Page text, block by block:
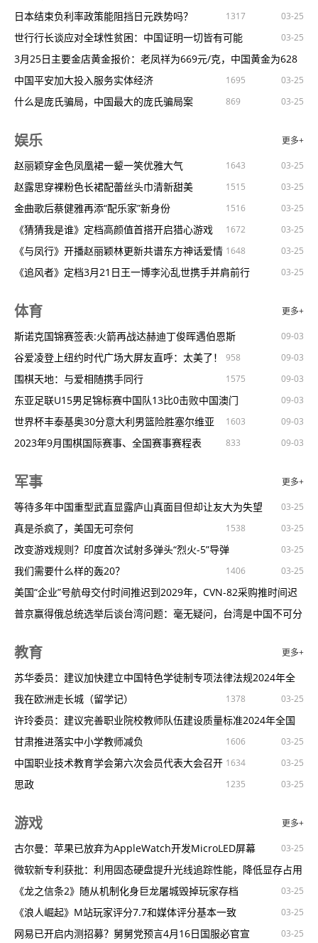
辽宁下达170亿元资金助农种粮 03-25
1068
部署近期火灾防控工作 03-25
995
我国部署加强森林草原火灾防控 03-25
1026
聚焦建设“五个中心”重要使命奋力开创上海司法行政工作高质量发
03-25
1115
公安部：全国打击拐卖妇女儿童犯罪专项行动部署会召开
03-25
惠民生促发展人社部门多项措施稳就业促发展 03-25
最高人民检察院依法对商黎光决定逮捕 03-25
1239
为辽宁新时代“六地”建设提供坚实法治保障和优质法律服务
03-25
1138
守护一江碧水向东流（法治头条） 03-25
982
完善农事服务守好巴渝粮仓 03-25
1781
我国将开展森林草原火灾防控专项行动 03-25
1009
京杭大运河连续三年实现全线水流贯通 03-25
1713
春天里的中国，繁花似锦 03-25
广东举行地震救援跨区域实战演练 03-25
1968
是公交司机，也是义务“快递员”（点赞新时代） 03-25
1328
公安部部署打击长江流域污染环境犯罪区域会战 03-25
1134
看！这温暖的慢火车 03-25
1151
北京海外学人中心雄安中心启动运行 03-25
1660
西藏自治区人大常委会原党组成员、副主任纪国刚受贿、国有公司
03-25
新西兰经济陷入技术性衰退 03-25
1452
优步同意向澳大利亚出租车司机支付近2.72亿澳元达成和解
03-25
912
外媒：“祖母屋”流行，凸显澳大利亚住房危机 03-25
988
澳联储宣布将现金利率维持在4.35%不变 03-25
1622
记者观察：韩国医疗界辞职罢工潮背后的利益博弈
03-25
03-25
韩国政府将于19日公示1308名离岗实习和住院医生的返岗命令
03-25
1233
引发网民吐槽！韩国地铁被发现204个英文指示牌出现94个错误
03-25
1474
韩国首尔大学医学院教授将于3月25日统一提交辞呈
03-25
韩国市民团体集会抗议所谓“民主峰会”在韩召开 03-25
1010
太平洋岛国需要的是“守护天使”而非“霸道警察” 03-25
1324
王毅会见澳大利亚反对党领袖达顿 03-25
1393
澳大利亚昆士兰州音乐节将首次启动药检 03-25
1012
澳大利亚总理阿尔巴尼斯会见王毅 03-25
江淮汽车携新款皮卡登陆澳大利亚市场 03-25
1312
新西兰将禁售一次性电子烟 03-25
1162
王毅会见澳大利亚新南威尔士州州长柯民思 03-25
1268
澳大利亚2月份失业率降至3.7% 03-25
1350
澳联储称澳银行利润状况良好大部分借款人能按时还贷
03-25
“川流不息——中澳女艺术家对话展”在悉尼中国文化中心开幕
韩国中小学生课外补习开支创新高 03-25
F1澳大利亚站：塞恩斯打破维斯塔潘垄断夺冠 03-25
1524
韩国年轻人买房，先上房地产“补习班” 03-25
992
澳研究：生活成本危机持续数百万澳大利亚人正在寻找第二份工作
03-25
763
韩国教育部：韩国已有7594名医学生提交有效休学申请
03-25
730
韩国医生“辞职潮”以来韩政府首次发出行政处罚 03-25
1445
韩国政府强硬推行医科大学扩招政策今日公布名额分配结果
日本结束负利率政策能阻挡日元跌势吗？ 03-25
1317
世行行长谈应对全球性贫困：中国证明一切皆有可能
03-25
968
3月25日主要金店黄金报价：老凤祥为669元/克，中国黄金为628
元/克
03-25
656
中国平安加大投入服务实体经济 03-25
1695
什么是庞氏骗局，中国最大的庞氏骗局案 03-25
869
选购增额终身寿险产品，这些要注意（理财参谋）
03-25
乱世爱黄金！金价暴涨十分诡异，中国世纪大布局悄然浮现
03-25
1119
消金管理办法出台；央行称法定存款准备金率仍有下降的空间；蚂
蚁集团
03-25
1076
人民币中间价上调8点报7.0996！美联储最看重的通胀数据出炉，
鲍威尔
03-25
1449
你相信吗？现在很多人连500块也拿不出来，原因很现实
03-25
延边农商银行开展“3·15金融消费者权益日”宣传活动
03-25
胡锡进炒股为什么赚不到钱？因为他不炒概念不炒差
03-25
传
03-25
844
数据变“资产”江阴探“新路” 03-25
裕福支付3800万股权被冻结 03-25
1464
净利下跌超两成，中国平安2023业绩喜忧：保费收入破8000亿；
寿险重拾升
03-25
871
“高速铜连接”点燃有色金属热度 03-25
702
金融监管总局拟优化银团贷款业务监管 03-25
710
提供虚假统计报表安徽宣州湖商村镇银行被罚46万元
03-25
上调幅度最高达200亿元！理财公司密集上调产品募集规模上限，
03-25
整顿
03-25
1253
招商银行滨州分行用心服务得夸赞为企解忧获锦旗
03-25
814
普通人怎么能拥有千万资产？ 03-25
1541
着力写好金融行业五篇大文章百信银行发展韧性持续显现
03-25
黄金市场分析：数据强劲助美元维强黄金持续调整回落中
03-25
被谎言掩盖的真相：富人最大的资产，其实是这1类人
03-25
1392
金价在创出历史新高后大幅掉头！两张图看黄金技术前景投资者如
何获
金价在创出历史新高后大幅掉头！两张图看黄金技术前景投资者如
03-25
明明买的礼品卡，怎么变成套路贷？ 03-25
黄金价格屡创新高黄金投资是否已“高不可攀”？ 03-25
996
打造智慧零售“超级入口”！看这家头部城商行怎么做
03-25
911
延边农商银行图们支行开展“谨防电信诈骗提高安全意识”主题宣传
03-25
958
南方基金｜黄金巨震！金价回调是上车的时机吗?
03-25
博兴农商银行：金融辅导助力实体经济发展 03-25
1475
延边农商银行开展账户业务管理专题培训活动 03-25
992
娱乐 更多+
赵丽颖穿金色凤凰裙一颦一笑优雅大气 03-25
1643
赵露思穿裸粉色长裙配蕾丝头巾清新甜美 03-25
1515
金曲歌后蔡健雅再添“配乐家”新身份 03-25
1516
《猜猜我是谁》定档高颜值首搭开启猎心游戏 03-25
1672
《与凤行》开播赵丽颖林更新共谱东方神话爱情 03-25
1648
《追风者》定档3月21日王一博李沁乱世携手并肩前行
03-25
《江河之上》高伟光倾情演绎法官严面而有温度 03-25
秀外慧中的电影《孔秀》 03-25
802
纪录电影《跨越时空的四库全书》剧本研讨会举行
03-25
《坠落的审判》制式海报双发大银幕感受戛纳佳片
03-25
电影《白日之下》点映预售中曝角色特辑 03-25
702
《坠落的审判》发终极预告探婚姻真相品复杂人心
03-25
电影《大“反”派》全员喜剧人暴打反派实力撩笑 03-25
680
MMA世界冠军推荐《哥斯拉大战金刚2：帝国崛起》
03-25
1304
陈法拉官宣二胎产子晒一家人牵手照好幸福 03-25
791
韩素希公司将起诉造谣者因与柳俊烈恋情引争议 03-25
825
李惠利亲友对事件发声表示成为众矢之的十分辛苦
03-25
范小青小说改编电影《我的爱流水如歌》感动世界
03-25
1263
包贝尔主演《大“反”派》反派逆袭倒霉开局！ 03-25
1417
《白日之下》点映开启曝向阳而生角色海报 03-25
683
《间谍过家家代号：白》新预告阿尼亚遇大危机 03-25
电影《屋顶足球》定档4月20日！足球少女满怀真诚炽热勇搏命运
出口
03-25
920
戛纳奥斯卡佳作《坠落的审判》官宣点映预售 03-25
1063
3月22日青春爱情电影《高中的我们》不见不散 03-25
978
《白日之下》曝漠视真相版海报揭人性阴暗 03-25
1108
《沙丘2》主创独家分享揭秘“骑沙虫”名场面幕后 03-25
1071
《哥斯拉大战金刚2：帝国崛起》大战在即怒火出击
03-25
时
03-25
1313
《坠落的审判》北大首映礼茹斯汀对谈戴锦华董强
03-25
电影《堡垒》首映礼满获好评郭晓东陈都灵景岗山现场破局解密
03-25
1026
《追风者》开播获赞时代青年踏浪扬帆书写传奇 03-25
1468
《灿烂的她》“爱不消散”片段祖孙离别“无声的心碎”感动观众
03-25
842
传黄旭熙个人活动计划宣布告吹更新海报破谣言 03-25
985
《哥斯拉大战金刚2》怪兽顶流硬核组团诚邀观战
03-25
体育 更多+
斯诺克国锦赛签表:火箭再战达赫迪丁俊晖遇伯恩斯
09-03
谷爱凌登上纽约时代广场大屏友直呼：太美了！ 09-03
958
围棋天地：与爱相随携手同行 09-03
1575
东亚足联U15男足锦标赛中国队13比0击败中国澳门
09-03
世界杯丰泰基奥30分意大利男篮险胜塞尔维亚 09-03
1603
2023年9月围棋国际赛事、全国赛事赛程表 09-03
833
中国信托女子赛库苏玛加洞夺冠石昱莉曾莉棋T3 09-03
三星杯选拔赛廖元赫终结谢科连胜四人同为五胜 09-03
1606
第六届汉酱杯总决赛洛阳打响聂卫平宣布开赛 09-03
1308
世界杯爱德华兹17分美国男篮力克黑山4连胜 09-03
1814
女排亚锦赛中国30胜哈萨克斯坦小组第一晋级8强
09-03
1662
世界杯末节赢16分！拉脱维亚逆转战胜西班牙 09-03
1507
小明围棋机器人深入了解用户所需提供多元化体验
09-03
WTT阿拉木图站女单8强国乒占据五席混双无缘冲冠
09-03
1109
中国男篮直通巴黎仍有一线希望净胜分劣势大 09-03
921
下届还有李凯尔吗苏群:我的理解他是一次一签 09-03
902
解说:李凯尔不适合中国队但敬佩他的职业精神 09-03
845
[新浪彩票]足彩第23110期投注策略：切尔西可信
09-03
官方：巴塞罗那宣布坎塞洛菲利克斯租借加盟 09-03
1409
竞彩大势：曼城主场跨赛季11连胜皇马伤病多 09-03
1236
23109期足彩冷门排序：多特平局全国猜中比6.89%
09-03
精选足篮专家：驰哥连续2期中足彩共揽44万 09-03
1499
比江岛慎引领日本逆转FIBA用三井寿台词致敬 09-03
1334
哈达迪致敬易建联：喜欢你的比赛享受与你对抗 09-03
811
苏群建议重新启用王哲林：他打亚洲球队是一绝 09-03
679
李凯尔:代表中国对我意味着很多感谢中国球迷 09-03
1005
军事 更多+
等待多年中国重型武直显露庐山真面目但却让友大为失望
03-25
真是杀疯了，美国无可奈何 03-25
1538
改变游戏规则？印度首次试射多弹头“烈火-5”导弹
03-25
我们需要什么样的轰20？ 03-25
1406
美国“企业”号航母交付时间推迟到2029年，CVN-82采购推时间迟
到20
普京赢得俄总统选举后谈台湾问题：毫无疑问，台湾是中国不可分
03-25
时生存
03-25
1367
被激怒！美国代表团前脚刚走，尼日尔就宣布废除与美军事协议
03-25
932
歼-11BG再次现身西部战区王牌部队！ 03-25
1312
美国以军事化谋求太空霸权 03-25
1271
英国防大臣专机在加里宁格勒周边遭“电子战袭击”背后的信息可不
03-25
1006
我们的这两个邻国，突然翻脸打起来了 03-25
928
福建舰最新高清照曝光！“舰载机全家福”新增意料之外的新成员
03-25
1036
美国陆军“超级大炮”，又黄了…… 03-25
1367
美国海军哀嚎：推迟、推迟、推迟…… 03-25
“美国防预算总额仅增1%，威慑中国预算大增8%”
03-25
847
美国6亿美元对台军援，瞧不起谁呢？ 03-25
1355
在俄乌战火中，普京走进又一场总统大选 03-25
1360
马克龙被曝将呼吁俄在巴黎奥运会期间停火，并称“如果普京来电
话，我
路透社的最新爆料证明，别急着为“星舰”欢呼…… 03-25
1358
教育 更多+
苏华委员：建议加快建立中国特色学徒制专项法律法规2024年全
国两会
03-25
1467
我在欧洲走长城（留学记） 03-25
1378
许玲委员：建议完善职业院校教师队伍建设质量标准2024年全国
两会
03-25
900
甘肃推进落实中小学教师减负 03-25
1606
中国职业技术教育学会第六次会员代表大会召开 03-25
1634
思政 03-25
1235
“三用之道”助四川高校讲好思政课 03-25
北京：用好京华大地生动实践，打造教学“数字地图”
03-25
822
为大学生构建阅读新生态 03-25
1270
大思政课优秀案例征集活动公告 03-25
1390
最新研究挑战宇宙暗物质存在理论 03-25
1154
低空飞行器的高科技之翼 03-25
633
游戏 更多+
古尔曼：苹果已放弃为AppleWatch开发MicroLED屏幕
03-25
648
微软新专利获批：利用固态硬盘提升光线追踪性能，降低显存占用
03-25
642
《龙之信条2》随从机制化身巨龙屠城毁掉玩家存档
03-25
《浪人崛起》M站玩家评分7.7和媒体评分基本一致
03-25
网易已开启内测招募？舅舅党预言4月16日国服必官宣
03-25